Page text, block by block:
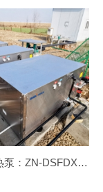
石油加热热泵：ZN-DSFDX-050Ⅱ